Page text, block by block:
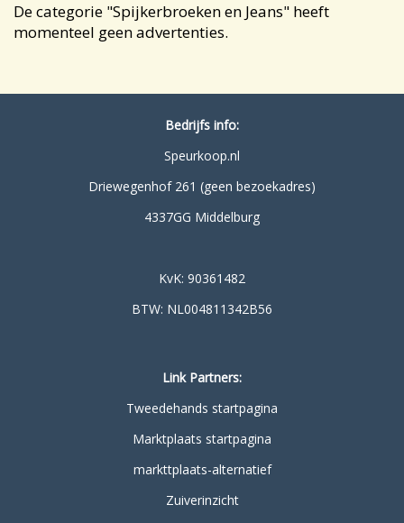
De categorie "Spijkerbroeken en Jeans" heeft
momenteel geen advertenties.
Bedrijfs info:
Speurkoop.nl
Driewegenhof 261 (geen bezoekadres)
4337GG Middelburg
KvK: 90361482
BTW: NL004811342B56
Link Partners:
Tweedehands startpagina
Marktplaats startpagina
markttplaats-alternatief
Zuiverinzicht